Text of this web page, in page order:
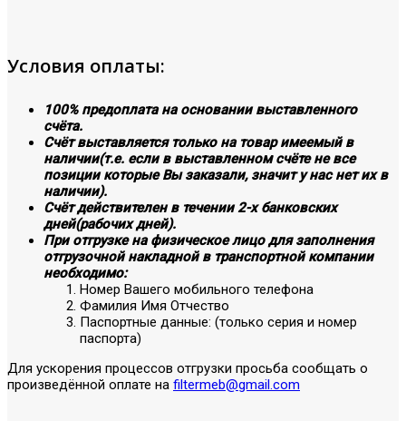
Условия оплаты:
100% предоплата на основании выставленного
счёта.
Счёт выставляется только на товар имеемый в
наличии(т.е. если в выставленном счёте не все
позиции которые Вы заказали, значит у нас нет их в
наличии).
Счёт действителен в течении 2-х банковских
дней(рабочих дней).
При отгрузке на физическое лицо для заполнения
отгрузочной накладной в транспортной компании
необходимо:
Номер Вашего мобильного телефона
Фамилия Имя Отчество
Паспортные данные: (только серия и номер
паспорта)
Для ускорения процессов отгрузки просьба сообщать о
произведённой оплате на filtermeb@gmail.com